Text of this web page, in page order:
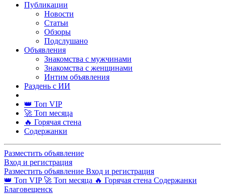
Публикации
Новости
Статьи
Обзоры
Подслушано
Объявления
Знакомства с мужчинами
Знакомства с женщинами
Интим объявления
Раздень с ИИ
👑 Топ VIP
🚀 Топ месяца
🔥 Горячая стена
Содержанки
Разместить объявление
Вход и регистрация
Разместить объявление Вход и регистрация
👑 Топ VIP 🚀 Топ месяца 🔥 Горячая стена Содержанки
Благовещенск